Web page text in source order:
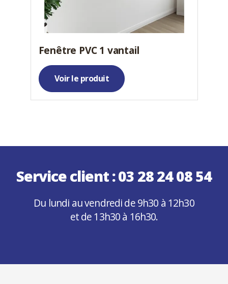
Fenêtre PVC 1 vantail
Voir le produit
Service client :03 28 24 08 54
Du lundi au vendredi de 9h30 à 12h30
et de 13h30 à 16h30.